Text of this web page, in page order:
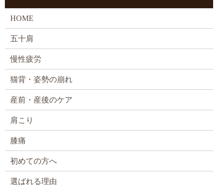
HOME
五十肩
慢性疲労
猫背・姿勢の崩れ
産前・産後のケア
肩こり
膝痛
初めての方へ
選ばれる理由